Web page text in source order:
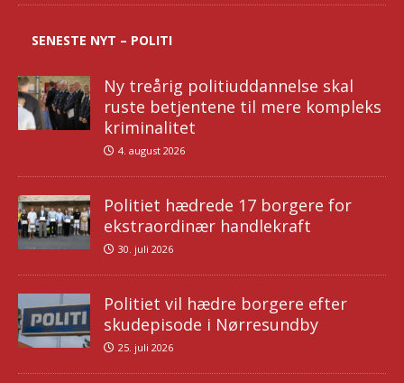
SENESTE NYT – POLITI
Ny treårig politiuddannelse skal
ruste betjentene til mere kompleks
kriminalitet
4. august 2026
Politiet hædrede 17 borgere for
ekstraordinær handlekraft
30. juli 2026
Politiet vil hædre borgere efter
skudepisode i Nørresundby
25. juli 2026